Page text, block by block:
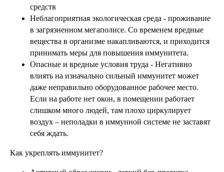
средств
Неблагоприятная экологическая среда - проживание
в загрязненном мегаполисе. Со временем вредные
вещества в организме накапливаются, и приходится
принимать меры для повышения иммунитета.
Опасные и вредные условия труда - Негативно
влиять на изначально сильный иммунитет может
даже неправильно оборудованное рабочее место.
Если на работе нет окон, в помещении работает
слишком много людей, там плохо циркулирует
воздух – неполадки в иммунной системе не заставят
себя ждать.
Как укреплять иммунитет?